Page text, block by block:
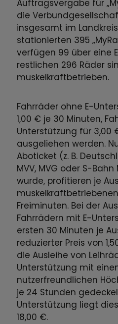
Auftragsvergabe für
die
insgesamt im
stationierten 395
verfügen 99 über eine
restlichen 296 Räder
muskelkraftbetrieben.
Fahrräder ohne E-
1,00 € je 30 Minuten,
Unterstützung für 3,00
ausgeliehen werden.
Aboticket (z. B.
MVV, MVG oder S-
wurde, profitieren je
Freiminuten. Bei der
Fahrrädern mit E-
ersten 30 Minuten je
reduzierter Preis von
die Ausleihe von
Unterstützung mit
nutzerfreundlichen
je 24 Stunden
Unterstützung liegt
18,00 €.